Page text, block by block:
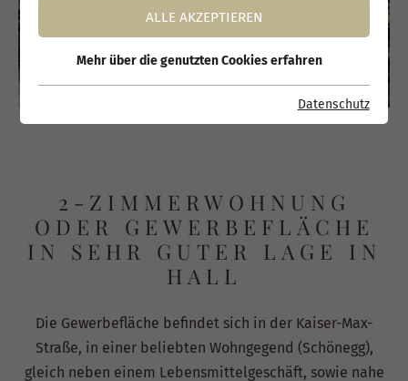
2-ZIMMERWOHNUNG
ODER GEWERBEFLÄCHE
IN SEHR GUTER LAGE IN
HALL
Die Gewerbefläche befindet sich in der Kaiser-Max-
Straße, in einer beliebten Wohngegend (Schönegg),
gleich neben einem Lebensmittelgeschäft, sowie nahe
ALLE AKZEPTIEREN
Mehr über die genutzten Cookies erfahren
Datenschutz